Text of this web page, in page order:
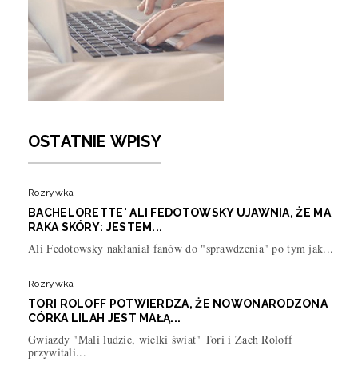
OSTATNIE WPISY
Rozrywka
BACHELORETTE' ALI FEDOTOWSKY UJAWNIA, ŻE MA
RAKA SKÓRY: JESTEM...
Ali Fedotowsky nakłaniał fanów do "sprawdzenia" po tym jak...
Rozrywka
TORI ROLOFF POTWIERDZA, ŻE NOWONARODZONA
CÓRKA LILAH JEST MAŁĄ...
Gwiazdy "Mali ludzie, wielki świat" Tori i Zach Roloff
przywitali...